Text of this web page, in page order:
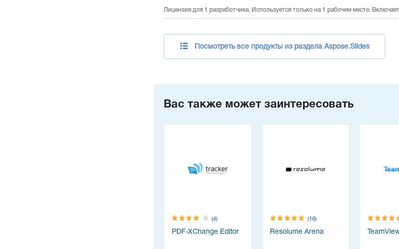
Лицензия для 1 разработчика. Используется только на 1 рабочем месте.
Посмотреть все продукты из раздела Aspose.Slides
Вас также может заинтересовать
(4)
PDF-XChange Editor
(16)
Resolume Arena